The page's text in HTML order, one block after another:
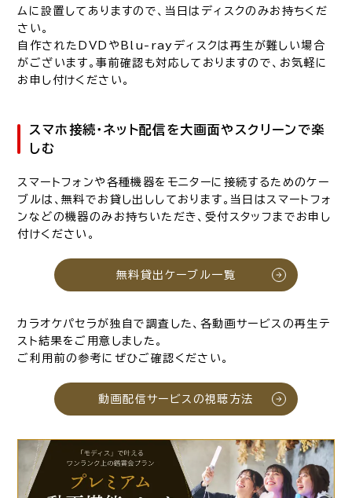
ムに設置してありますので、当日はディスクのみお持ちくだ
さい。
自作されたDVDやBlu-rayディスクは再生が難しい場合
がございます。事前確認も対応しておりますので、お気軽に
お申し付けください。
スマホ接続・ネット配信を大画面やスクリーンで楽
しむ
スマートフォンや各種機器をモニターに接続するためのケー
ブルは、無料でお貸し出ししております。当日はスマートフォ
ンなどの機器のみお持ちいただき、受付スタッフまでお申し
付けください。
無料貸出ケーブル一覧
カラオケパセラが独自で調査した、各動画サービスの再生テ
スト結果をご用意しました。
ご利用前の参考にぜひご確認ください。
動画配信サービスの視聴方法